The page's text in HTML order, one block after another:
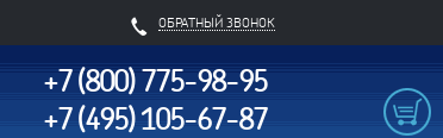
ОБРАТНЫЙ ЗВОНОК
+7 (800) 775-98-95
+7 (495) 105-67-87